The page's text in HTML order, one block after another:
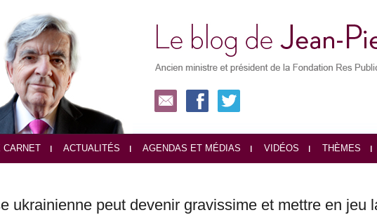
CARNET ACTUALITÉS AGENDAS ET MÉDIAS VIDÉOS THÈMES
ukrainienne peut devenir gravissime et mettre en jeu